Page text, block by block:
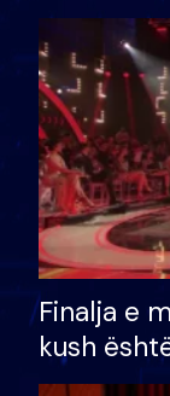
Finalja e
kush
shtëpinë